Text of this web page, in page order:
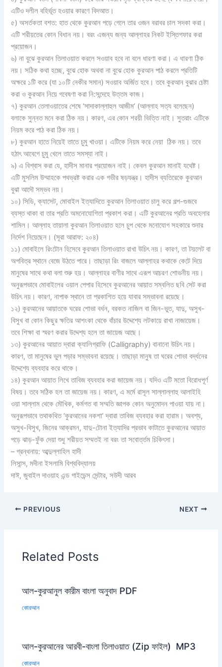
এটিও দলীল বহির্ভূত হওয়ার কারণে বিদআত।
৫) অসর্তকতা বশত: হাত থেকে কুরআন পড়ে গেলে তার ওজন বরাবর চাল সদকা করা।
এটি শরীয়তের কোন বিধান নয়। বরং এজন্য জন্য আল্লাহর নিকট ইস্তিগফার করা
প্রয়োজন।
৬) না বুঝে কুরআন তিলাওয়াত করলে সওয়াব হবে না বলে ধারণা করা। এ ধারণা ঠিক
নয়। সঠিক কথা হচ্ছে, বুঝে হোক অথবা না বুঝে হোক কুরআন পাঠ করলে প্রতিটি
অক্ষরে ১টি করে (যা ১০টি নেকীর সমান) সওয়াব অর্জিত হবে। তবে কুরআন বুঝার চেষ্টা
করা ও কুরআন নিয়ে গবেষণা করা নি:সন্দেহে উত্তম কাজ।
৭) কুরআন তেলাওয়াতের শেষে ‘সাদাকাল্লাহুল আজীম’ (আল্লাহ সত্য বলেছেন)
বলাকে সুন্নত মনে করা ঠিক নয়। কারণ, এর কোন শরয়ী ভিত্তি নাই। সুতরাং এটিকে
নিয়ম করে পাঠ করা ঠিক নয়।
৮) কুরআন হাতে নিয়েই তাতে চুমু খাওয়া। এটিকে নিয়ম করে নেয়া ঠিক নয়। তবে
হঠাৎ আবেগে চুমু খেলে তাতে সমস্যা নাই।
৯) এ বিশ্বাস করা যে, হাদীস মানার প্রয়োজন নাই। কেবল কুরআন মানাই যথেষ্ট।
এটি মুসলিম উম্মাহকে পথভ্রষ্ট করার এক গভীর ষড়যন্ত্র। হাদীস ব্যতিরেকে কুরআন
বুঝা আদৌ সম্ভব নয়।
১০) সিডি, ক্যাসেট, মোবাইল ইত্যাদিতে কুরআন তিলাওয়াত চালু করে গল্প-গুজবে
ব্যস্ত থাকা বা তার প্রতি অমনোযোগিতা প্রকাশ করা। এটি কুরআনের প্রতি অবহেলার
শামিল। আল্লাহ তায়ালা কুরআন তিলাওয়াত হলে চুপ থেকে মনোযোগ সহকারে শুনার
নির্দেশ নিয়েছেন। (সূরা আরাফ: ২০৪)
১১) মোবাইলে রিংটোন হিসেবে কুরআন তিলাওয়াত রাখা উচিৎ নয়। কারণ, তা টয়লেট বা
অপবিত্র স্থানে বেজে উঠতে পারে। তাছাড়া রিং বাজলে আল্লাহর কথাকে কেটে দিয়ে
মানুষের সাথে কথা বলা শুরু হয়। আল্লাহর বাণীর সাথে এরূপ আচরণ শোভনীয় নয়।
অনুরূপভাবে মোবাইলের ওয়াল পেপার হিসেবে কুরআনের আয়াত সম্বলিত ছবি সেট করা
উচিৎ নয়। কারণ, নাপাক স্থানে তা প্রকাশিত হয়ে যাবার সম্ভাবনা রয়েছে।
১২) কুরআনের আয়াতকে ঘরের শোভা বর্ধন, বরকত নাজিল বা জিন-ভুত, যাদু, অসুখ-
বিসুখ বা কোন কিছুর ক্ষতির আশংকা থেকে বাঁচার উদ্দেশ্যে লটকায়ে রাখা নাজায়েজ।
তবে শিক্ষা বা স্মরণ করার উদ্দেশ্য হলে তা জায়েজ আছে।
১৩) কুরআনের আয়াত দ্বারা ক্যালিগ্রাফি (Calligraphy) বানানো উচিৎ নয়।
কারণ, তা মানুষের ভুল পড়ার সম্ভাবনা রয়েছে। তাছাড়া মানুষ তা ঘরের শোভা বর্দ্ধনের
উদ্দেশ্যে ব্যবহার করে থাকে।
১৪) কুরআন আয়াত লিখে তাবিজ ব্যবহার করা জায়েজ নয়। যদিও এটি মতো বিরোধপূর্ণ
বিষয়। তবে সঠিক হল তা জায়েজ নয়। কারণ, এ মর্মে রাসূল সাল্লাল্লাহু আলাইহি
ওয়া সাল্লাম থেকে মৌখিক, কর্মগত বা সম্মতি জ্ঞাপক কোন অনুমোদন পাওয়া যায় না।
অনুরূপভাবে তথাকথিত ‘কুরআনের নকশা’ দ্বারা তাবিজ ব্যবহার করা হারাম। অবশ্য,
অসুখ-বিসুখ, জিনের আক্রমন, যাদু-টোনা ইত্যাদির প্রভাব কাটাতে কুরআনের আয়াত
পড়ে ঝাড়-ফুঁক দেয়া শুধু শরীয়ত সম্মতই না বরং তা সবোর্ত্তম চিকিৎসা।
– গ্রন্থনায়: আব্দুল্লাহিল হাদী
লিসান্স, মদীনা ইসলামি বিশ্ববিদ্যালয়
দাঈ, জুবাইল দাওয়াহ এন্ড গাইডেন্স সেন্টার, সউদী আরব
PREVIOUS NEXT
Related Posts
আল-কুরআনুল কারীম বাংলা অনুবাদ PDF
কোরআন
আল-কুরআনের আরবী-বাংলা তিলাওয়াত (Zip ফাইল) MP3
কোরআন